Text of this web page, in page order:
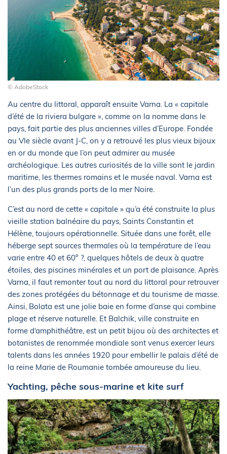
© AdobeStock
Au centre du littoral, apparaît ensuite Varna. La « capitale
d’été de la riviera bulgare », comme on la nomme dans le
pays, fait partie des plus anciennes villes d’Europe. Fondée
au VIe siècle avant J-C, on y a retrouvé les plus vieux bijoux
en or du monde que l’on peut admirer au musée
archéologique. Les autres curiosités de la ville sont le jardin
maritime, les thermes romains et le musée naval. Varna est
l’un des plus grands ports de la mer Noire.
C’est au nord de cette « capitale » qu’a été construite la plus
vieille station balnéaire du pays, Saints Constantin et
Hélène, toujours opérationnelle. Située dans une forêt, elle
héberge sept sources thermales où la température de l’eau
varie entre 40 et 60° ?, quelques hôtels de deux à quatre
étoiles, des piscines minérales et un port de plaisance. Après
Varna, il faut remonter tout au nord du littoral pour retrouver
des zones protégées du bétonnage et du tourisme de masse.
Ainsi, Bolata est une jolie baie en forme d’anse qui combine
plage et réserve naturelle. Et Balchik, ville construite en
forme d‘amphithéâtre, est un petit bijou où des architectes et
botanistes de renommée mondiale sont venus exercer leurs
talents dans les années 1920 pour embellir le palais d’été de
la reine Marie de Roumanie tombée amoureuse du lieu.
Yachting, pêche sous-marine et kite surf